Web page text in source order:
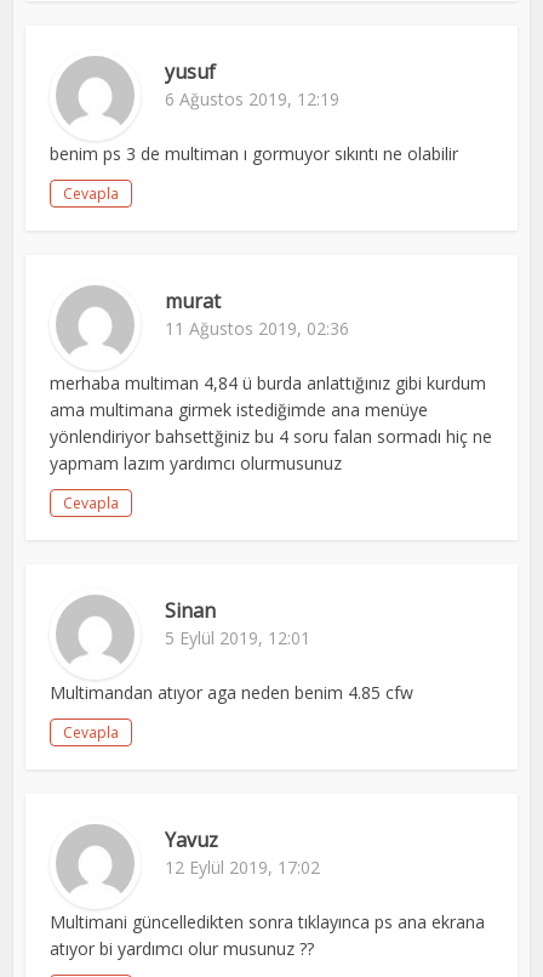
yusuf
6 Ağustos 2019, 12:19
benim ps 3 de multiman ı gormuyor sıkıntı ne olabilir
Cevapla
murat
11 Ağustos 2019, 02:36
merhaba multiman 4,84 ü burda anlattığınız gibi kurdum
ama multimana girmek istediğimde ana menüye
yönlendiriyor bahsettğiniz bu 4 soru falan sormadı hiç ne
yapmam lazım yardımcı olurmusunuz
Cevapla
Sinan
5 Eylül 2019, 12:01
Multimandan atıyor aga neden benim 4.85 cfw
Cevapla
Yavuz
12 Eylül 2019, 17:02
Multimani güncelledikten sonra tıklayınca ps ana ekrana
atıyor bi yardımcı olur musunuz ??